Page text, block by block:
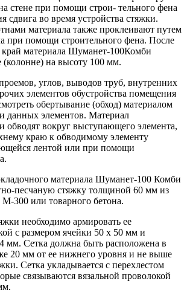
стене при помощи строи- тельного фена
сдвига во время устройства стяжки.
материала также проклеивают путем
при помощи строительного фена. После
край материала Шуманет-100Комби
(колонне) на высоту 100 мм.
углов, выводов труб, внутренних
элементов обустройства помещения
обертывание (обход) материалом
данных элементов. Материал
вокруг выступающего элемента,
краю к обводимому элементу
лентой или при помощи
материала Шуманет-100 Комби
песчаную стяжку толщиной 60 мм из
М-300 или товарного бетона.
необходимо армировать ее
с размером ячейки 50 х 50 мм и
мм. Сетка должна быть расположена в
20 мм от ее нижнего уровня и не выше
Сетка укладывается с перехлестом
связываются вязальной проволокой